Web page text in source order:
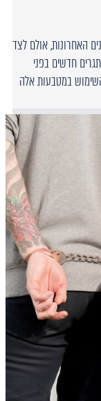
האחרונות, אולם לצד
חדשים בפני
במטבעות אלה